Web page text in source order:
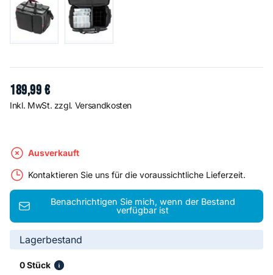
189,99€
Inkl. MwSt. zzgl. Versandkosten
Ausverkauft
Kontaktieren Sie uns für die voraussichtliche Lieferzeit.
Benachrichtigen Sie mich, wenn der Bestand
verfügbar ist
Lagerbestand
0 Stück